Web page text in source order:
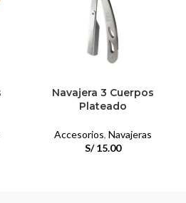
Navajera 3 Cuerpos
Plateado
Accesorios, Navajeras
S/15.00